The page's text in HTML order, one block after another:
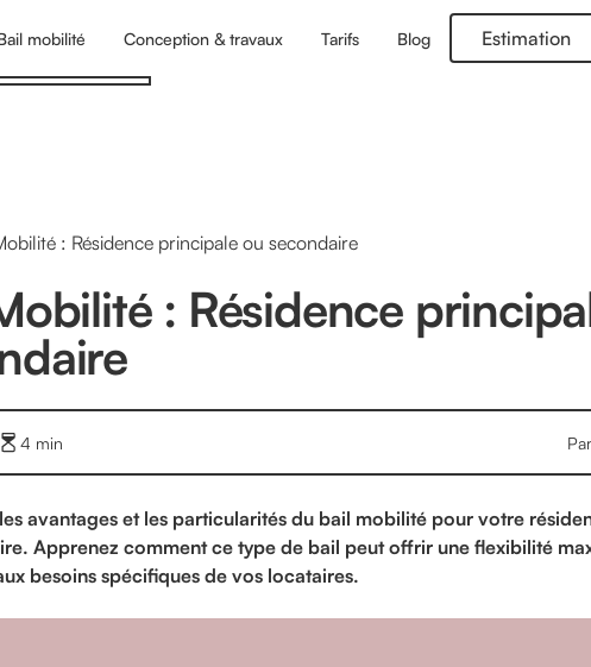
mobilité Conception & travaux Tarifs Blog Estimation
: Résidence principale ou secondaire
: Résidence
4 min
avantages et les particularités du bail mobilité pour votre
Apprenez comment ce type de bail peut offrir une flexibilité
besoins spécifiques de vos locataires.